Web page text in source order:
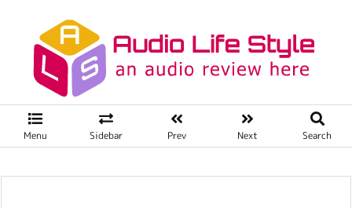
Menu Sidebar Prev Next Search